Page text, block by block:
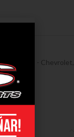
/ Soportes - Chevrolet